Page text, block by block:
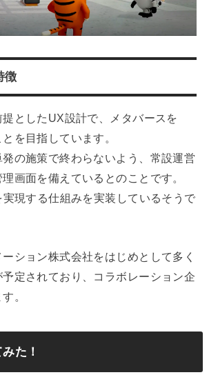
徴
としたUX設計で、メタバースを
を目指しています。
の施策で終わらないよう、常設運営
画面を備えているとのことです。
現する仕組みを実装しているそうで
ション株式会社をはじめとして多く
定されており、コラボレーション企
。
た！